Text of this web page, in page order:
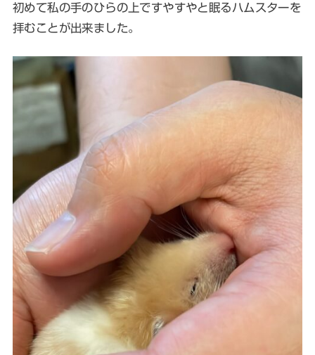
初めて私の手のひらの上ですやすやと眠るハムスターを
拝むことが出来ました。